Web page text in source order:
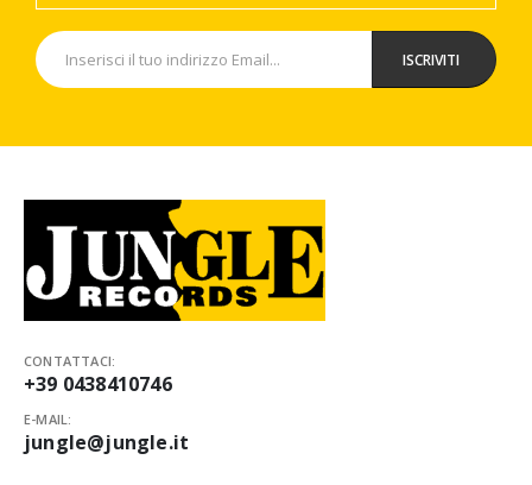
CONTATTACI:
+39 0438410746
E-MAIL:
jungle@jungle.it